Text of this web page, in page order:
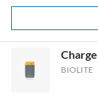
BIOLITE